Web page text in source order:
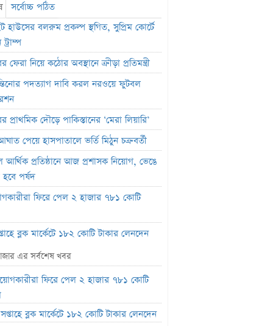
সর্বোচ্চ পঠিত
হাউসের বলরুম প্রকল্প স্থগিত, সুপ্রিম কোর্টে
ট্রাম্প
ফেরা নিয়ে কঠোর অবস্থানে ক্রীড়া প্রতিমন্ত্রী
পদত্যাগ দাবি করল নরওয়ে ফুটবল
প্রাথমিক দৌড়ে পাকিস্তানের ‘মেরা লিয়ারি’
পেয়ে হাসপাতালে ভর্তি মিঠুন চক্রবর্তী
আর্থিক প্রতিষ্ঠানে আজ প্রশাসক নিয়োগ, ভেঙে
পর্ষদ
ফিরে পেল ২ হাজার ৭৮১ কোটি
ব্লক মার্কেটে ১৮২ কোটি টাকার লেনদেন
লেনদেনের ১৯ শতাংশ ১০ কোম্পানির
গ্রহণ করেছিলেন দীপিকা? জানালেন সহ-
এর সর্বশেষ খবর
ফিরে পেল ২ হাজার ৭৮১ কোটি
ব্লক মার্কেটে ১৮২ কোটি টাকার লেনদেন